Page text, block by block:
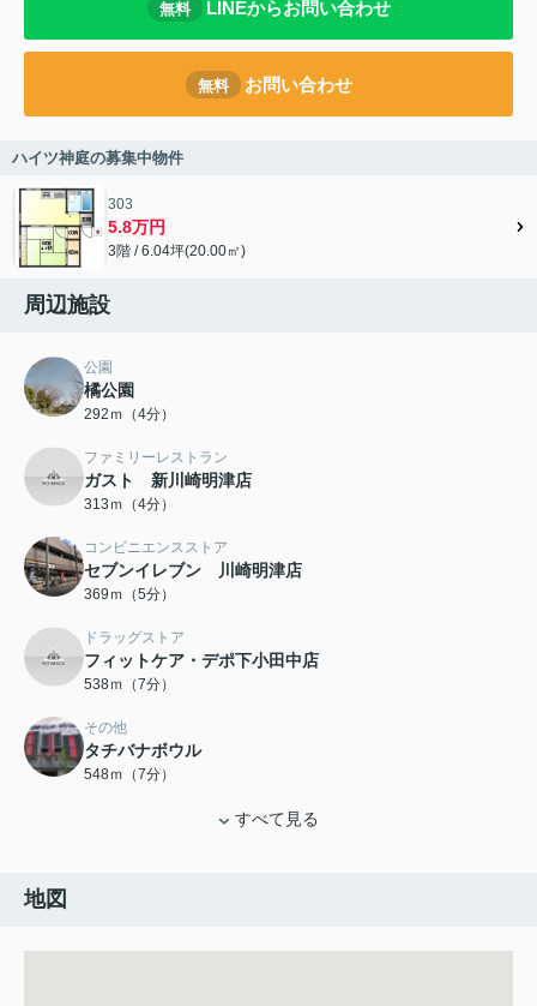
無料 LINEからお問い合わせ
無料 お問い合わせ
ハイツ神庭の募集中物件
303
5.8万円
3階 / 6.04坪(20.00㎡)
周辺施設
公園
橘公園
292ｍ（4分）
ファミリーレストラン
ガスト 新川崎明津店
313ｍ（4分）
コンビニエンスストア
セブンイレブン 川崎明津店
369ｍ（5分）
ドラッグストア
フィットケア・デポ下小田中店
538ｍ（7分）
その他
タチバナボウル
548ｍ（7分）
すべて見る
地図